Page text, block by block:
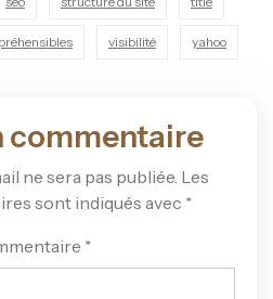
visibilité yahoo
commentaire
ne sera pas publiée. Les
sont indiqués avec *
*